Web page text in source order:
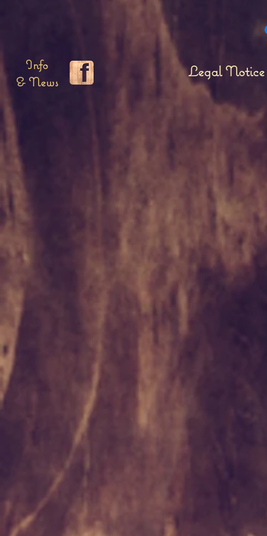
Info
& News
Legal Notice